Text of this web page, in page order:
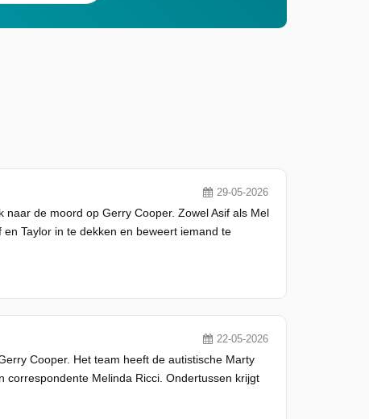
29-05-2026
de moord op Gerry Cooper. Zowel Asif als Mel
Taylor in te dekken en beweert iemand te
22-05-2026
Cooper. Het team heeft de autistische Marty
correspondente Melinda Ricci. Ondertussen krijgt